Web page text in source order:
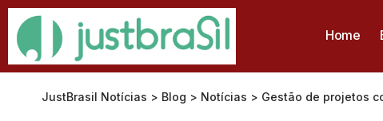
Home
JustBrasil Notícias > Blog > Notícias > Gestão de projetos